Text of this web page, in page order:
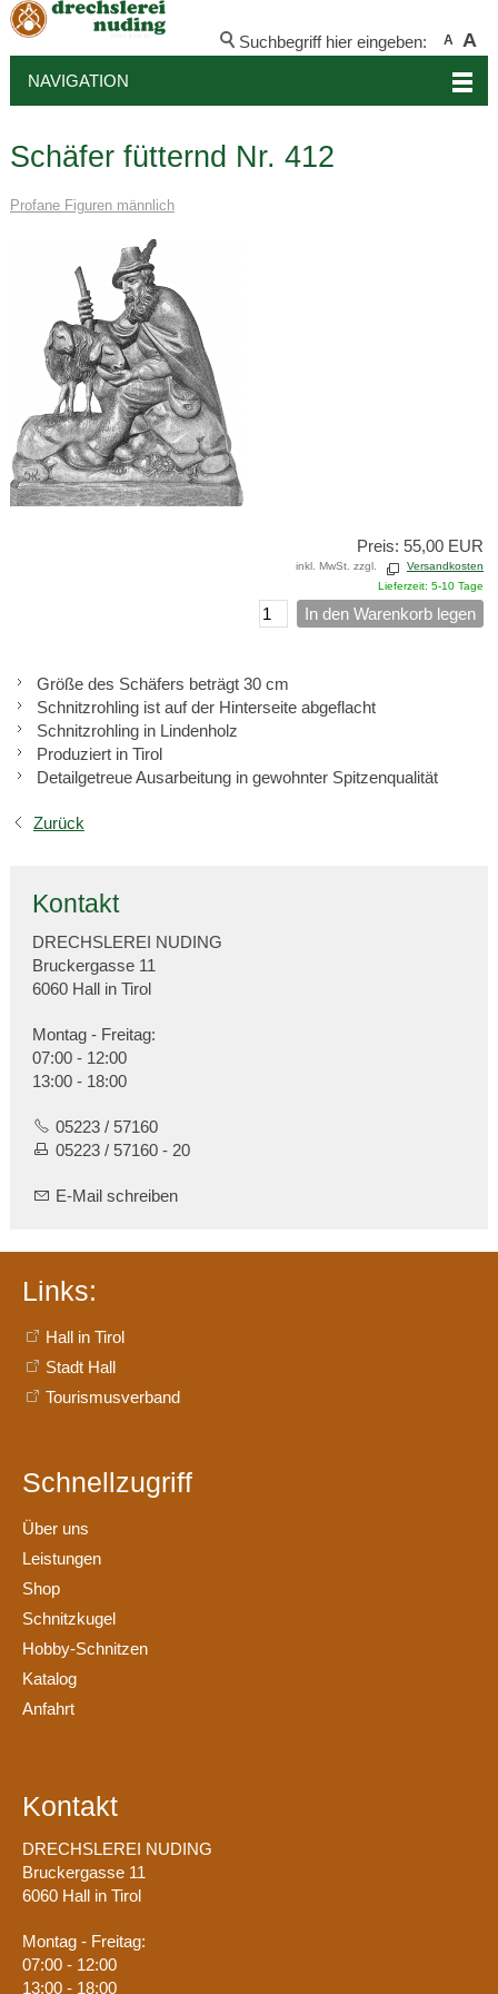
A A
Suchbegriff hier eingeben:
NAVIGATION
Schäfer fütternd Nr. 412
Profane Figuren männlich
Preis: 55,00 EUR
inkl. MwSt. zzgl.
Versandkosten
Lieferzeit: 5-10 Tage
In den Warenkorb legen
Größe des Schäfers beträgt 30 cm
Schnitzrohling ist auf der Hinterseite abgeflacht
Schnitzrohling in Lindenholz
Produziert in Tirol
Detailgetreue Ausarbeitung in gewohnter Spitzenqualität
Zurück
Kontakt
DRECHSLEREI NUDING
Bruckergasse 11
6060 Hall in Tirol
Montag - Freitag:
07:00 - 12:00
13:00 - 18:00
05223 / 57160
05223 / 57160 - 20
E-Mail schreiben
Links:
Hall in Tirol
Stadt Hall
Tourismusverband
Schnellzugriff
Über uns
Leistungen
Shop
Schnitzkugel
Hobby-Schnitzen
Katalog
Anfahrt
Kontakt
DRECHSLEREI NUDING
Bruckergasse 11
6060 Hall in Tirol
Montag - Freitag:
07:00 - 12:00
13:00 - 18:00